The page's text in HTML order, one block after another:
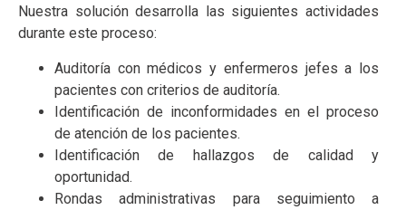
Nuestra solución desarrolla las siguientes actividades
durante este proceso:
Auditoría con médicos y enfermeros jefes a los
pacientes con criterios de auditoría.
Identificación de inconformidades en el proceso
de atención de los pacientes.
Identificación de hallazgos de calidad y
oportunidad.
Rondas administrativas para seguimiento a